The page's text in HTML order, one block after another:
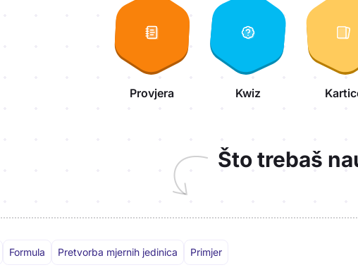
Provjera Kwiz
Što trebaš
Formula Pretvorba mjernih jedinica Primjer